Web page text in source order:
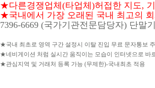
★다른경쟁업체(타업체)허접한 지도,
★국내에서 가장 오래된 국내 최고의
7396-6669 (국가기관전문담당자) 단말
★국내 최초로 영역 구간 설정시 이탈 진입 무료 문자통보
★네비게이션 처럼 실시간 움직이는 모습이 인터넷으로 바
★관심지역 및 거래처 등록 가능 (무제한)-국내최초 적용